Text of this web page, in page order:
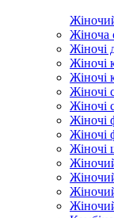
Жіноча
Жіночі
Жіночі
Жіночі
Жіночі
Жіночі
Жіночі
Жіночі
Жіночі